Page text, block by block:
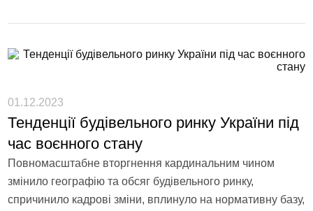
01.12.2023
Тенденції будівельного ринку України під
час воєнного стану
Повномасштабне вторгнення кардинальним чином
змінило географію та обсяг будівельного ринку,
спричинило кадрові зміни, вплинуло на нормативну базу,